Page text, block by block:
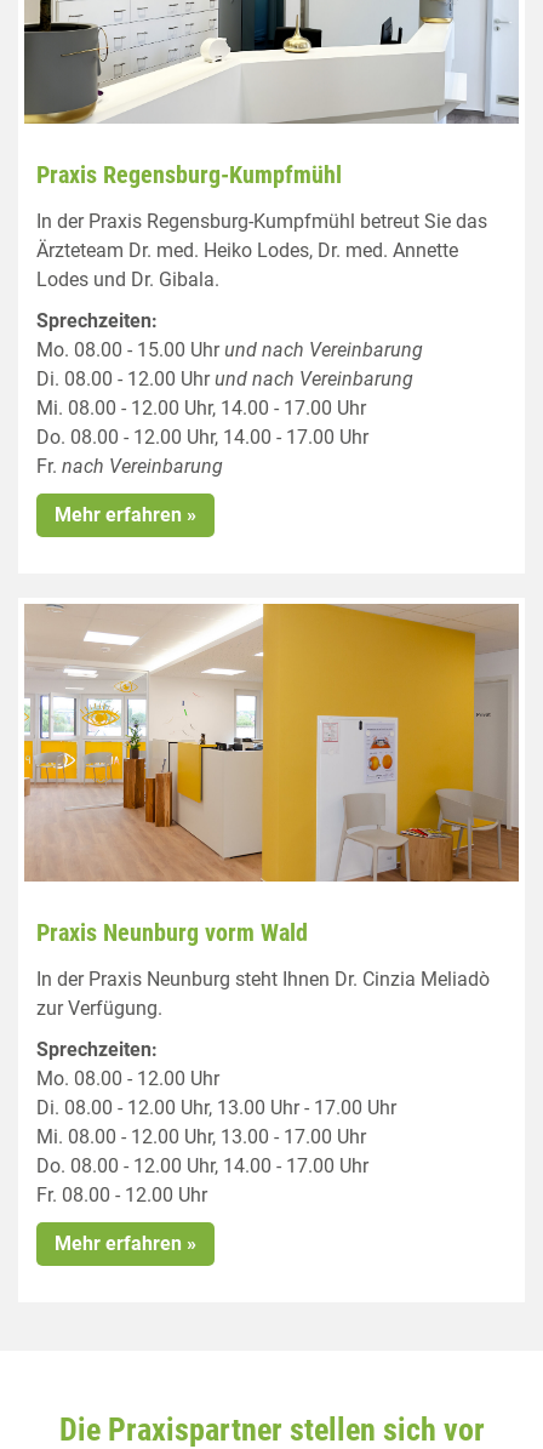
Praxis Regensburg-Kumpfmühl
In der Praxis Regensburg-Kumpfmühl betreut Sie das
Ärzteteam Dr. med. Heiko Lodes, Dr. med. Annette
Lodes und Dr. Gibala.
Sprechzeiten:
Mo. 08.00 - 15.00 Uhrund nach Vereinbarung
Di. 08.00 - 12.00 Uhrund nach Vereinbarung
Mi. 08.00 - 12.00 Uhr, 14.00 - 17.00 Uhr
Do. 08.00 - 12.00 Uhr, 14.00 - 17.00 Uhr
Fr. nach Vereinbarung
Mehr erfahren »
Praxis Neunburg vorm Wald
In der Praxis Neunburg steht Ihnen Dr. Cinzia Meliadò
zur Verfügung.
Sprechzeiten:
Mo. 08.00 - 12.00 Uhr
Di. 08.00 - 12.00 Uhr, 13.00 Uhr - 17.00 Uhr
Mi. 08.00 - 12.00 Uhr, 13.00 - 17.00 Uhr
Do. 08.00 - 12.00 Uhr, 14.00 - 17.00 Uhr
Fr. 08.00 - 12.00 Uhr
Mehr erfahren »
Die Praxispartner stellen sich vor